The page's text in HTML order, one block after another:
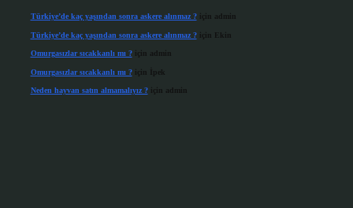
Türkiye’de kaç yaşından sonra askere alınmaz ?için admin
Türkiye’de kaç yaşından sonra askere alınmaz ?için Ekin
Omurgasızlar sıcakkanlı mı ?için admin
Omurgasızlar sıcakkanlı mı ?için İpek
Neden hayvan satın almamalıyız ?için admin